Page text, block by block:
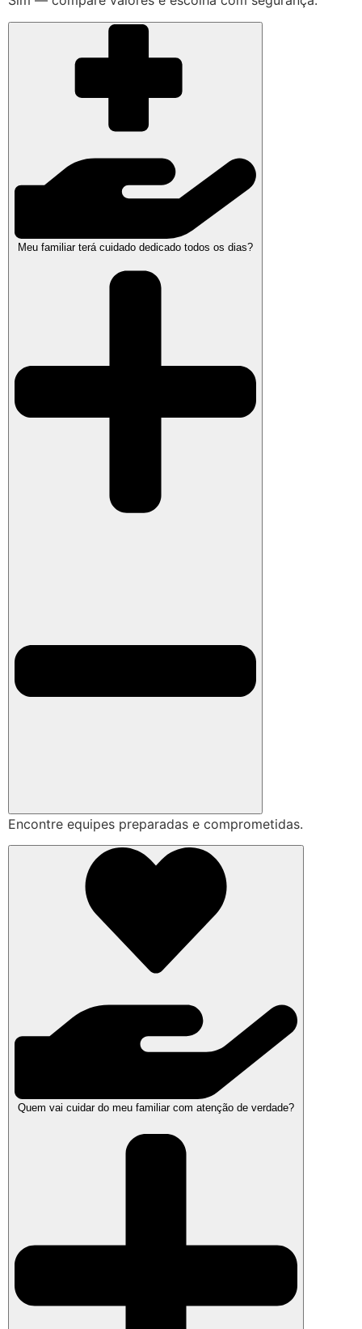
Meu familiar terá cuidado dedicado todos os dias?
Encontre equipes preparadas e comprometidas.
Quem vai cuidar do meu familiar com atenção de verdade?